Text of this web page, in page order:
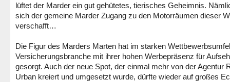
lüftet der Marder ein gut gehütetes, tierisches Geheimnis.
sich der gemeine Marder Zugang zu den Motorräumen dieser
verschafft…
Die Figur des Marders Marten hat im starken
Versicherungsbranche mit ihrer hohen Werbepräsenz für
gesorgt. Auch der neue Spot, der einmal mehr von der Agentur
Urban kreiert und umgesetzt wurde, dürfte wieder auf großes